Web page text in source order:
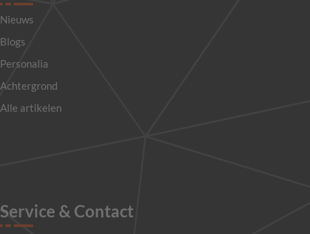
Nieuws
Blogs
Personalia
Achtergrond
Alle artikelen
Service & Contact